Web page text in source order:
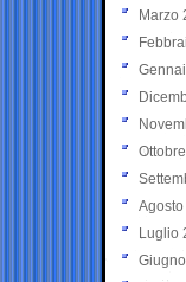
Marzo
Agosto
Luglio